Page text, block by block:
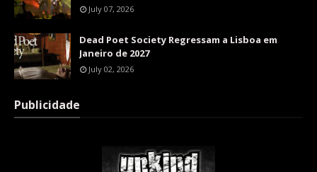
July 07, 2026
Dead Poet Society Regressam a Lisboa em
Janeiro de 2027
July 02, 2026
Publicidade